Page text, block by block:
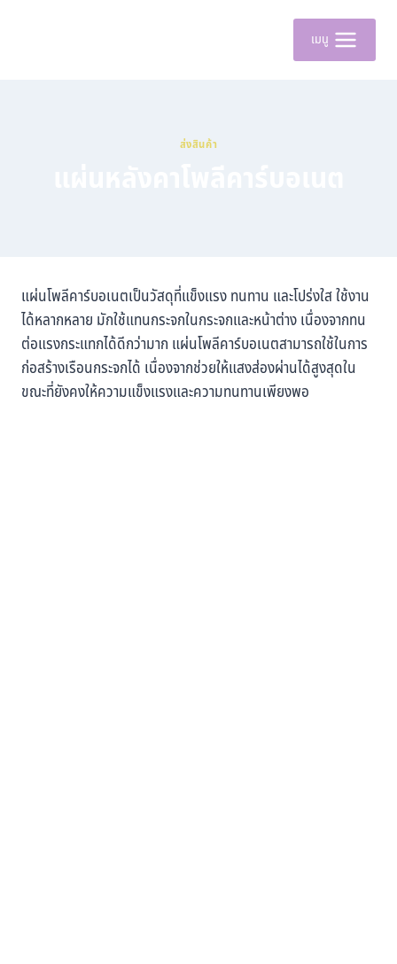
เมนู
ส่งสินค้า
แผ่นโพลีคาร์บอเนตเป็นวัสดุที่แข็งแรง ทนทาน และโปร่งใส ใช้งาน
ได้หลากหลาย มักใช้แทนกระจกในกระจกและหน้าต่าง เนื่องจากทน
ต่อแรงกระแทกได้ดีกว่ามาก แผ่นโพลีคาร์บอเนตสามารถใช้ในการ
ก่อสร้างเรือนกระจกได้ เนื่องจากช่วยให้แสงส่องผ่านได้สูงสุดใน
ขณะที่ยังคงให้ความแข็งแรงและความทนทานเพียงพอ